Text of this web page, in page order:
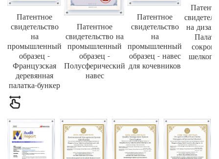
Патентное
свидетельство
на
промышленный
образец -
Французская
деревянная
палатка-бункер
Патентное
свидетельство на
промышленный
образец -
Полусферический
навес
Патентное
свидетельство
на
промышленный
образец - навес
для кочевников
на